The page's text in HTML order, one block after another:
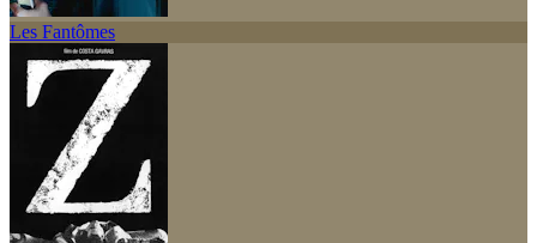
Les Fantômes